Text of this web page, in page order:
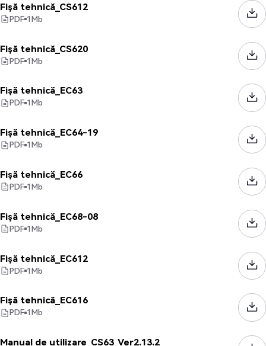
Fișă tehnică_CS612
PDF 1Mb
Fișă tehnică_CS620
PDF 1Mb
Fișă tehnică_EC63
PDF 1Mb
Fișă tehnică_EC64-19
PDF 1Mb
Fișă tehnică_EC66
PDF 1Mb
Fișă tehnică_EC68-08
PDF 1Mb
Fișă tehnică_EC612
PDF 1Mb
Fișă tehnică_EC616
PDF 1Mb
Manual de utilizare_CS63_Ver2.13.2